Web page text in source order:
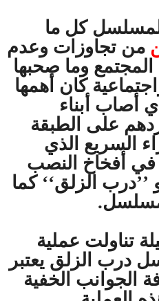
كل ما
من تجاوزات وعدم
وما صحبها
كان أهمها
أصاب أبناء
على الطبقة
السريع الذي
في أفخاخ النصب
’’درب الزلق‘‘ كما
تناولت عملية
درب الزلق يعتبر
الجوانب الخفية